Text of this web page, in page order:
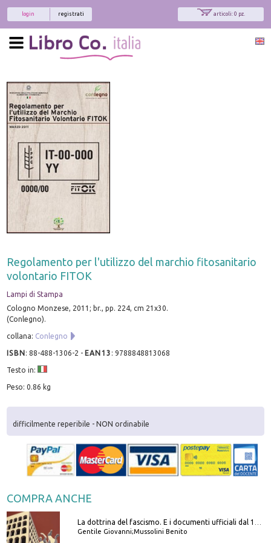
articoli: 0 pz.
registrati
login
Regolamento per l'utilizzo del marchio fitosanitario
volontario FITOK
Lampi di Stampa
Cologno Monzese, 2011; br., pp. 224, cm 21x30.
(Conlegno).
collana: Conlegno
ISBN:88-488-1306-2 - EAN13 :9788848813068
Testo in:
Peso: 0.86 kg
difficilmente reperibile - NON ordinabile
COMPRA ANCHE
Gentile Giovanni;Mussolini Benito
Interessato ai nostri libri?
comunque cancellarti quando desideri.